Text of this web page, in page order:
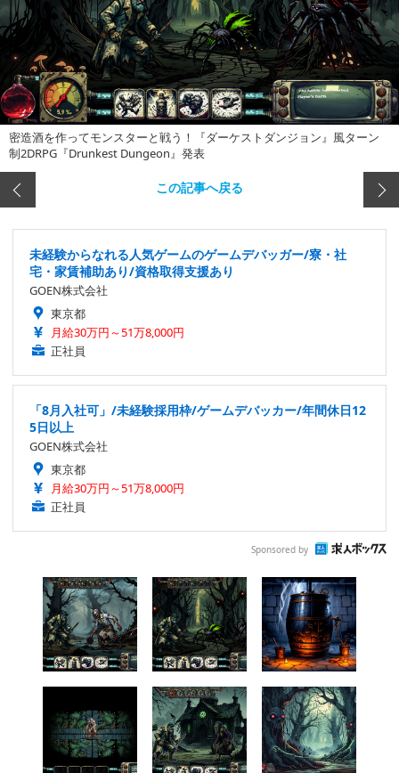
密造酒を作ってモンスターと戦う！『ダーケストダンジョン』風ターン
制2DRPG『Drunkest Dungeon』発表
この記事へ戻る
未経験からなれる人気ゲームのゲームデバッガー/寮・社
宅・家賃補助あり/資格取得支援あり
GOEN株式会社
東京都
月給30万円～51万8,000円
正社員
「8月入社可」/未経験採用枠/ゲームデバッカー/年間休日12
5日以上
GOEN株式会社
東京都
月給30万円～51万8,000円
正社員
Sponsored by